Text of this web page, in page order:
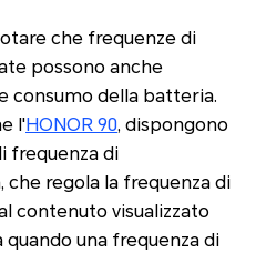
che frequenze di
possono anche
consumo della batteria.
l'HONOR 90, dispongono
frequenza di
regola la frequenza di
contenuto visualizzato
una frequenza di